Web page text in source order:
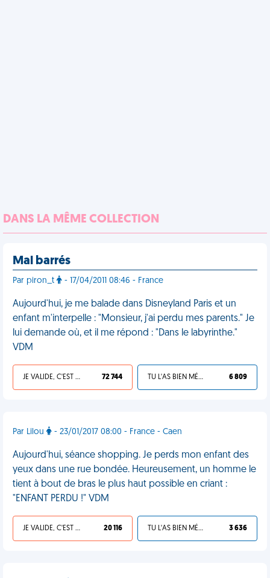
DANS LA MÊME COLLECTION
Mal barrés
Par piron_t - 17/04/2011 08:46 - France
Aujourd'hui, je me balade dans Disneyland Paris et un
enfant m'interpelle : "Monsieur, j'ai perdu mes parents." Je
lui demande où, et il me répond : "Dans le labyrinthe."
VDM
JE VALIDE, C'EST UNE VDM 72 744 TU L'AS BIEN MÉRITÉ 6 809
Par Lilou - 23/01/2017 08:00 - France - Caen
Aujourd'hui, séance shopping. Je perds mon enfant des
yeux dans une rue bondée. Heureusement, un homme le
tient à bout de bras le plus haut possible en criant :
"ENFANT PERDU !" VDM
JE VALIDE, C'EST UNE VDM 20 116 TU L'AS BIEN MÉRITÉ 3 636